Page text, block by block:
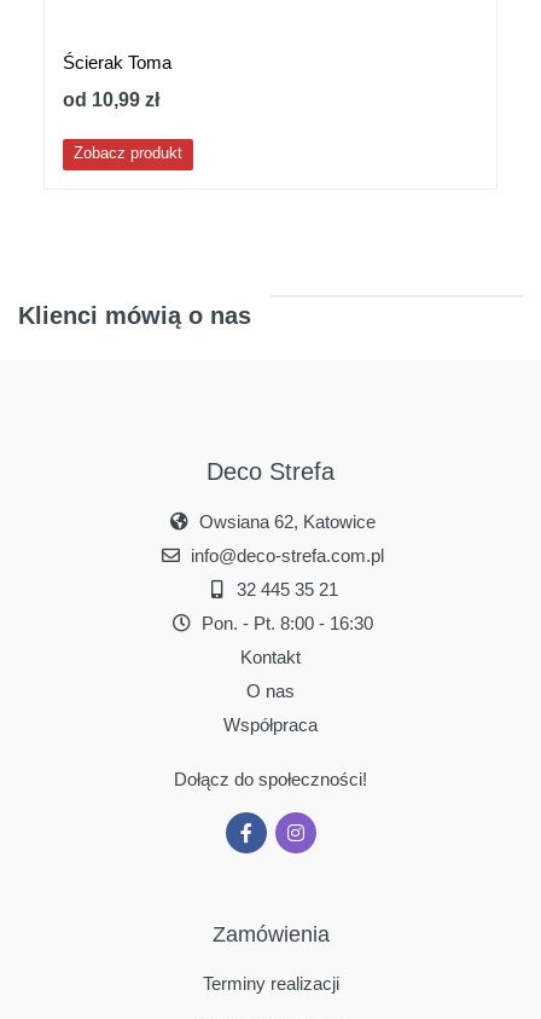
Ścierak Toma
od 10,99 zł
Zobacz produkt
Klienci mówią o nas
Deco Strefa
Owsiana 62, Katowice
info@deco-strefa.com.pl
32 445 35 21
Pon. - Pt. 8:00 - 16:30
Kontakt
O nas
Współpraca
Dołącz do społeczności!
Zamówienia
Terminy realizacji